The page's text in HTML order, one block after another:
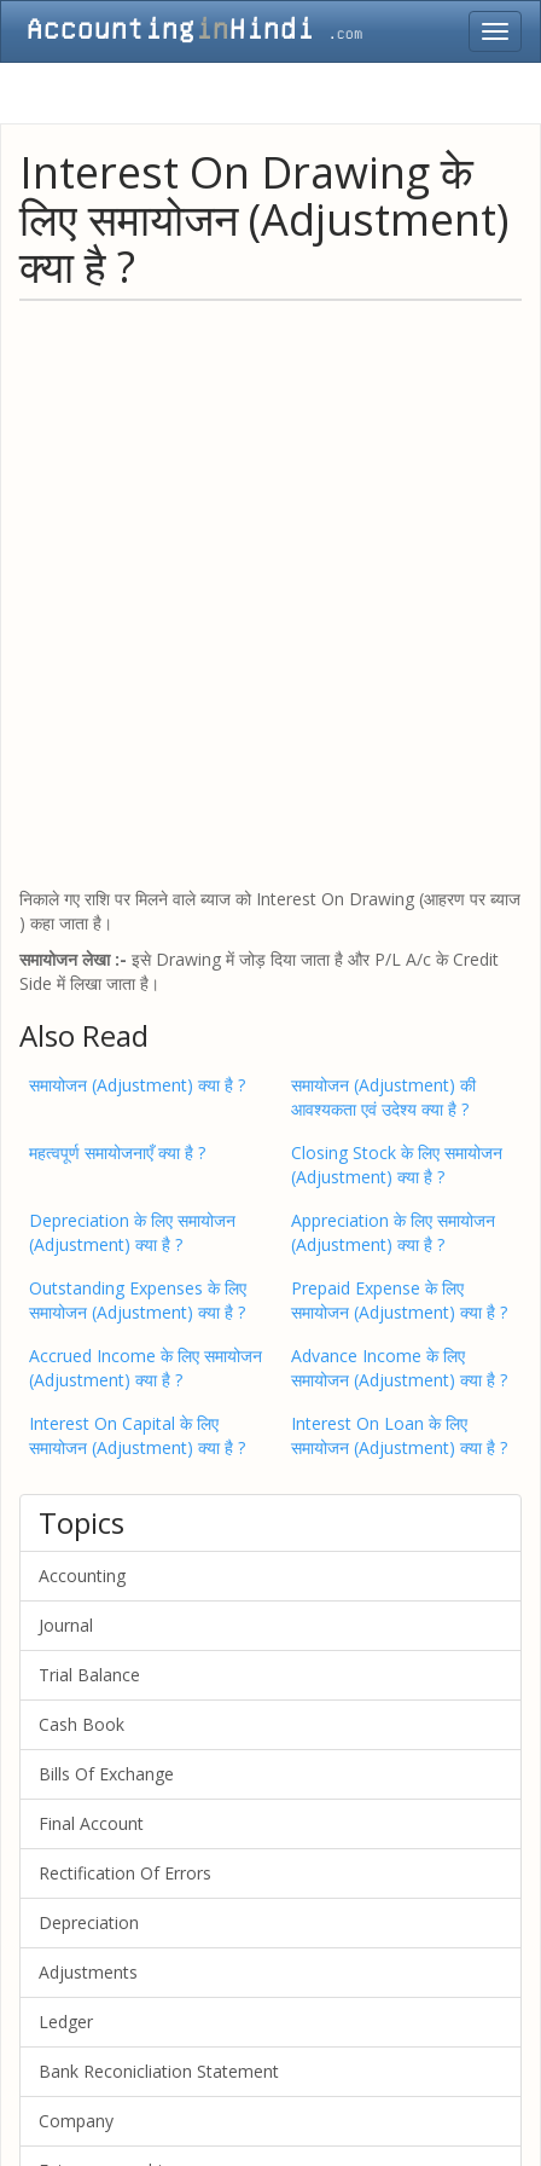
Interest On Drawing के
लिए समायोजन (Adjustment)
क्या है ?
निकाले गए राशि पर मिलने वाले ब्याज को Interest On Drawing (आहरण पर ब्याज
) कहा जाता है।
समायोजन लेखा :- इसे Drawing में जोड़ दिया जाता है और P/L A/c के Credit
Side में लिखा जाता है।
Also Read
समायोजन (Adjustment) क्या है ?
समायोजन (Adjustment) की
आवश्यकता एवं उदेश्य क्या है ?
महत्वपूर्ण समायोजनाएँ क्या है ?
Closing Stock के लिए समायोजन
(Adjustment) क्या है ?
Depreciation के लिए समायोजन
(Adjustment) क्या है ?
Appreciation के लिए समायोजन
(Adjustment) क्या है ?
Outstanding Expenses के लिए
समायोजन (Adjustment) क्या है ?
Prepaid Expense के लिए
समायोजन (Adjustment) क्या है ?
Accrued Income के लिए समायोजन
(Adjustment) क्या है ?
Advance Income के लिए
समायोजन (Adjustment) क्या है ?
Interest On Capital के लिए
समायोजन (Adjustment) क्या है ?
Interest On Loan के लिए
समायोजन (Adjustment) क्या है ?
Topics
Accounting
Journal
Trial Balance
Cash Book
Bills Of Exchange
Final Account
Rectification Of Errors
Depreciation
Adjustments
Ledger
Bank Reconicliation Statement
Company